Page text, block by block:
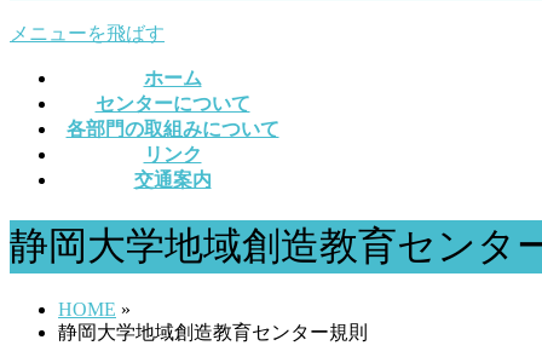
メニューを飛ばす
ホーム
センターについて
各部門の取組みについて
リンク
交通案内
静岡大学地域創造教育センタ
HOME »
静岡大学地域創造教育センター規則